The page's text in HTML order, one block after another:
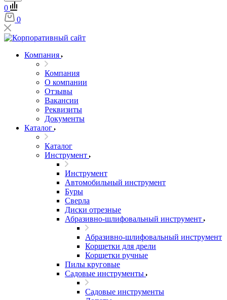
0
0
Компания
Компания
О компании
Отзывы
Вакансии
Реквизиты
Документы
Каталог
Каталог
Инструмент
Инструмент
Автомобильный инструмент
Буры
Сверла
Диски отрезные
Абразивно-шлифовальный инструмент
Абразивно-шлифовальный инструмент
Корщетки для дрели
Корщетки ручные
Пилы круговые
Садовые инструменты
Садовые инструменты